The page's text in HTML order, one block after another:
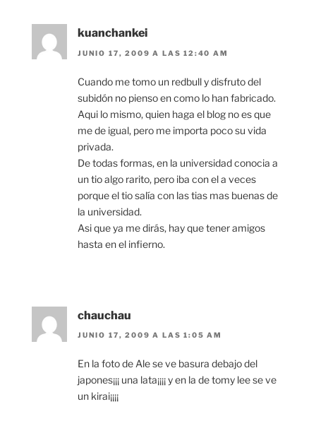
kuanchankei
JUNIO 17, 2009 A LAS 12:40 AM
Cuando me tomo un redbull y disfruto del
subidón no pienso en como lo han fabricado.
Aqui lo mismo, quien haga el blog no es que
me de igual, pero me importa poco su vida
privada.
De todas formas, en la universidad conocia a
un tio algo rarito, pero iba con el a veces
porque el tio salía con las tias mas buenas de
la universidad.
Asi que ya me dirás, hay que tener amigos
hasta en el infierno.
chauchau
JUNIO 17, 2009 A LAS 1:05 AM
En la foto de Ale se ve basura debajo del
japones¡¡¡ una lata¡¡¡¡ y en la de tomy lee se ve
un kirai¡¡¡¡